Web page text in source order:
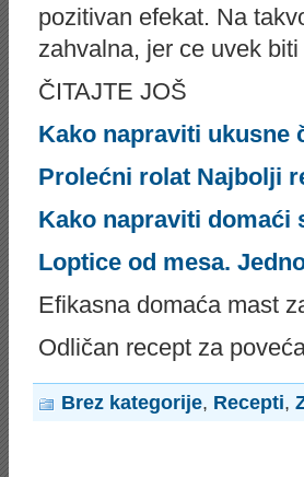
pozitivan efekat. Na
zahvalna, jer ce uvek
ČITAJTE JOŠ
Kako napraviti ukusne
Prolećni rolat Najbolji
Kako napraviti domaći
Loptice od mesa.
Efikasna domaća mast
Odličan recept za
Brez kategorije, Recepti,